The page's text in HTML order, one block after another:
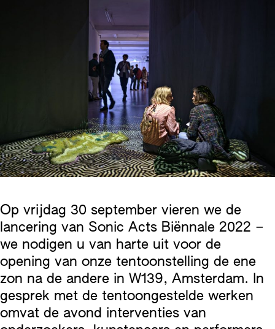
Op vrijdag 30 september vieren we de
lancering van Sonic Acts Biënnale 2022 –
we nodigen u van harte uit voor de
opening van onze tentoonstelling de ene
zon na de andere in W139, Amsterdam. In
gesprek met de tentoongestelde werken
omvat de avond interventies van